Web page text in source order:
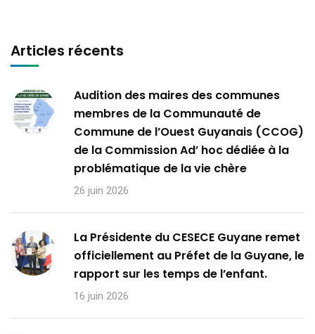
Articles récents
Audition des maires des communes
membres de la Communauté de
Commune de l’Ouest Guyanais (CCOG)
de la Commission Ad’ hoc dédiée à la
problématique de la vie chère
26 juin 2026
La Présidente du CESECE Guyane remet
officiellement au Préfet de la Guyane, le
rapport sur les temps de l’enfant.
16 juin 2026